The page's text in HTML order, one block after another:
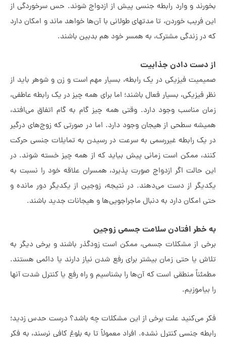
و وارد رابطه جنسی پیش از ازدواج شوند. حس سرخوردگی از
این فریب خوردن، تا مدت‎های طولانی با آن‌ها خواهد ماند و امکان دارد
زندگی مشترک، به همسر خود هم بدبین باشند.
دست دادن جذابیت
فیزیکی در یک رابطه، بسیار مهم است و زن و شوهر باید از
فیزیکی، بسیار فعال باشند؛ اما برای همه چیز در یک رابطه عاطفی،
مناسب وجود دارد. وقتی همه چیز گام به گام اتفاق می‌افتد،
سطحی از هیجان وجود دارد. اما در صورتی که زوج‌های درگیر
رابطه غیررسمی به سرعت در رسیدن به تمایلات جنسی حرکت
ممکن است زمانی پیش بیاید که از همه چیز خسته شوند. در
حالت اگر ازدواج صورت پذیرد، همسران علاقه خود را نسبت به
از دست می‌دهند. در نتیجه، زوجین از یکدیگر دور مانده و
امکان دارد به دنبال ماجراجویی‌ها و هیجانات جدید باشند.
خطر افتادن سلامت جسمی زوجین
از مشکلات جسمی، ممکن است زودگذر باشند و برخی دیگر به
یا حتی زمان بیشتر برای رفع شدن نیاز دارند یا دائمی هستند.
مطمئناً منطقی است که آن‌ها را بشناسیم و راه رفع یا کنترل شدت آن‎ها
می‌کنید علت برخی از این مشکلات چه باشد؟ درست حدس زدید؛
جنسی کنترل نشده. افراد معمولاً تا به بلوغ کافی نرسند، به فکر